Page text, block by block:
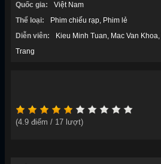
Quốc gia:
Việt Nam
Thể loại:
Phim chiếu rạp Phim lẻ
Diễn viên:
Kieu Minh Tuan Mac Van Khoa
Trang
(4.9 điểm / 17 lượt)